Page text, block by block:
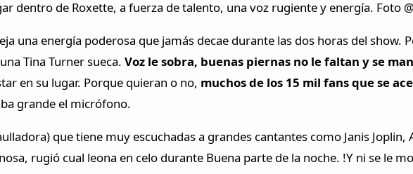
dentro de Roxette, a fuerza de talento, una voz rugiente y energía. Foto
una energía poderosa que jamás decae durante las dos horas del show.
Tina Turner sueca.Voz le sobra, buenas piernas no le faltan y se
en su lugar. Porque quieran o no, muchos de los 15 mil fans que se
grande el micrófono.
que tiene muy escuchadas a grandes cantantes como Janis Joplin,
rugió cual leona en celo durante Buena parte de la noche. !Y ni se le